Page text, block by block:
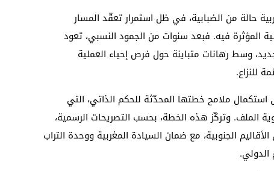
حالة من الضبابية، في ظل استمرار تعقّد المسار
المؤثرة فيه. فبعد سنوات من الجمود النسبي، تعود
وسط رهانات متباينة حول فرص إحياء العملية
للنزاع.
ملامح خطتها المحدّثة للحكم الذاتي، التي
الملف. وتركّز هذه الخطة، بحسب التصريحات الرسمية،
الجنوبية، مع ضمان السيادة المغربية ووحدة التراب